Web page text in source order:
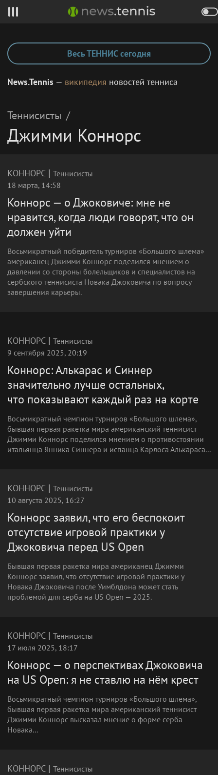
Весь ТЕННИС сегодня
News.Tennis — википедия новостей тенниса
Теннисисты /
Джимми Коннорс
КОННОРС | Теннисисты
18 марта, 14:58
Коннорс — о Джоковиче: мне не
нравится, когда люди говорят, что он
должен уйти
Восьмикратный победитель турниров «Большого шлема»
американец Джимми Коннорс поделился мнением о
давлении со стороны болельщиков и специалистов на
сербского теннисиста Новака Джоковича по вопросу
завершения карьеры.
КОННОРС | Теннисисты
9 сентября 2025, 20:19
Коннорс: Алькарас и Синнер
значительно лучше остальных,
что показывают каждый раз на корте
Восьмикратный чемпион турниров «Большого шлема»,
бывшая первая ракетка мира американский теннисист
Джимми Коннорс поделился мнением о противостоянии
итальянца Янника Синнера и испанца Карлоса Алькараса...
КОННОРС | Теннисисты
10 августа 2025, 16:27
Коннорс заявил, что его беспокоит
отсутствие игровой практики у
Джоковича перед US Open
Бывшая первая ракетка мира американец Джимми
Коннорс заявил, что отсутствие игровой практики у
Новака Джоковича после Уимблдона может стать
проблемой для серба на US Open — 2025.
КОННОРС | Теннисисты
17 июля 2025, 18:17
Коннорс — о перспективах Джоковича
на US Open: я не ставлю на нём крест
Восьмикратный чемпион турниров «Большого шлема»,
бывшая первая ракетка мира американский теннисист
Джимми Коннорс высказал мнение о форме серба
Новака...
КОННОРС | Теннисисты